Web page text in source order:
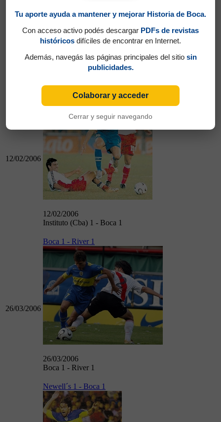
05/02/2006
Boca 3 - Lanús 0
12/02/2006
Instituto (Cba) 1 - Boca 1
12/02/2006
Instituto (Cba) 1 - Boca 1
26/03/2006
Boca 1 - River 1
26/03/2006
Boca 1 - River 1
Newell´s 1 - Boca 1
Tu aporte ayuda a mantener y mejorar Historia de Boca.
Con acceso activo podés descargar PDFs de revistas
históricos difíciles de encontrar en Internet.
Además, navegás las páginas principales del sitio sin
publicidades.
Colaborar y acceder
Cerrar y seguir navegando